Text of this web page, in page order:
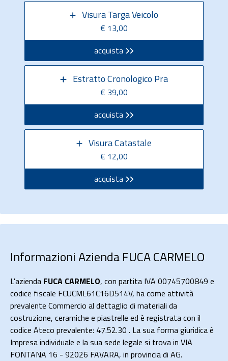
Visura Targa Veicolo
€ 13,00
acquista
Estratto Cronologico Pra
€ 39,00
acquista
Visura Catastale
€ 12,00
acquista
Informazioni Azienda FUCA CARMELO
L'azienda FUCA CARMELO, con partita IVA 00745700849 e
codice fiscale FCUCML61C16D514V, ha come attività
prevalente Commercio al dettaglio di materiali da
costruzione, ceramiche e piastrelle ed è registrata con il
codice Ateco prevalente: 47.52.30 . La sua forma giuridica è
Impresa individuale e la sua sede legale si trova in VIA
FONTANA 16 - 92026 FAVARA, in provincia di AG.